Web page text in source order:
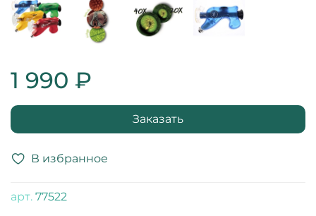
В избранное
арт. 77522
1 990 ₽
Заказать